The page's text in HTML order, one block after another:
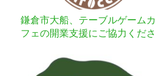
鎌倉市大船、テーブルゲームカ
フェの開業支援にご協力くださ